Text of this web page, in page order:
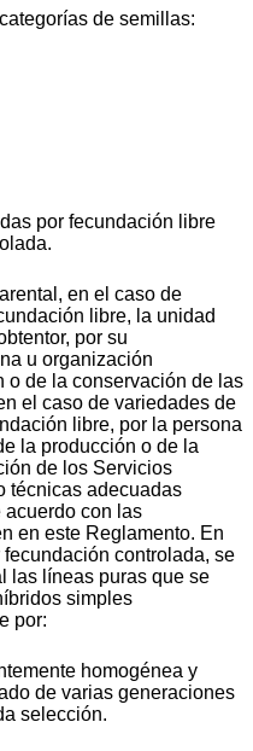
de semillas:
por fecundación libre
en el caso de
libre, la unidad
por su
u organización
o de la conservación de las
el caso de variedades de
libre, por la persona
la producción o de la
de los Servicios
técnicas adecuadas
acuerdo con las
en este Reglamento. En
controlada, se
las líneas puras que se
simples
por:
homogénea y
de varias generaciones
selección.